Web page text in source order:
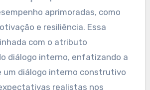
um atleta ao fomentar uma
e aumentar a confiança.
mentais ajudam os atletas a
e manter o foco durante as
indicam que o uso
pode levar a